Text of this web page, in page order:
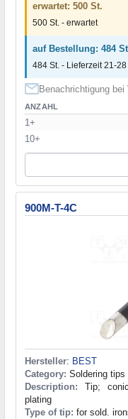
erwartet: 500 St.
500 St. - erwartet
auf Bestellung: 484
484 St. - Lieferzeit 21-28
Benachrichtigung bei
ANZAHL
1+
10+
900M-T-4C
Hersteller: BEST
Category: Soldering tips
Description: Tip;
plating
Type of tip: for sold.